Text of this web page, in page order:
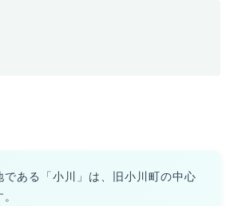
ある「小川」は、旧小川町の中心